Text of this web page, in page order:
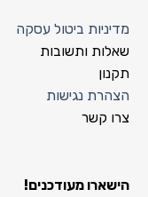
מדיניות ביטול עסקה
שאלות ותשובות
תקנון
הצהרת נגישות
צרו קשר
הישארו מעודכנים!